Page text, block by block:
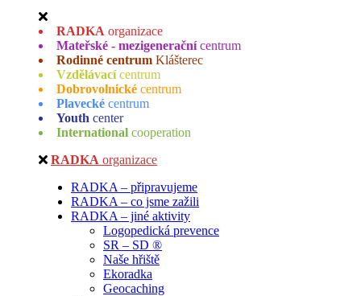
RADKA organizace
Mateřské - mezigenerační centrum
Rodinné centrum Klášterec
Vzdělávací centrum
Dobrovolnické centrum
Plavecké centrum
Youth center
International cooperation
RADKA organizace
RADKA – připravujeme
RADKA – co jsme zažili
RADKA – jiné aktivity
Logopedická prevence
SR – SD ®
Naše hřiště
Ekoradka
Geocaching